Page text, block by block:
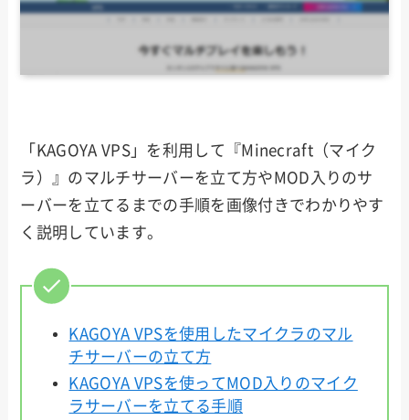
「KAGOYA VPS」を利用して『Minecraft（マイク
ラ）』のマルチサーバーを立て方やMOD入りのサ
ーバーを立てるまでの手順を画像付きでわかりやす
く説明しています。
KAGOYA VPSを使用したマイクラのマル
チサーバーの立て方
KAGOYA VPSを使ってMOD入りのマイク
ラサーバーを立てる手順